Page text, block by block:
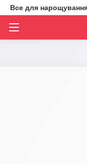
Все для нарощування